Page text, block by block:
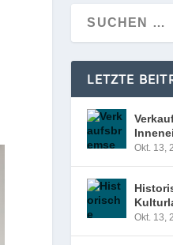
LETZTE
Okt. 13,
Okt. 13,